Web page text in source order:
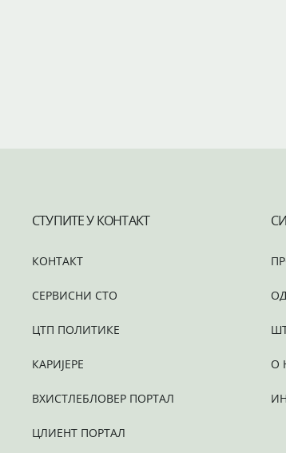
СТУПИТЕ У КОНТАКТ
КОНТАКТ
СЕРВИСНИ СТО
ЦТП ПОЛИТИКЕ
КАРИЈЕРЕ
ВХИСТЛЕБЛОВЕР ПОРТАЛ
ЦЛИЕНТ ПОРТАЛ
О